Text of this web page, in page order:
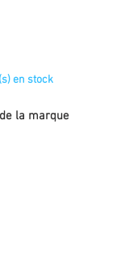
en stock
la marque